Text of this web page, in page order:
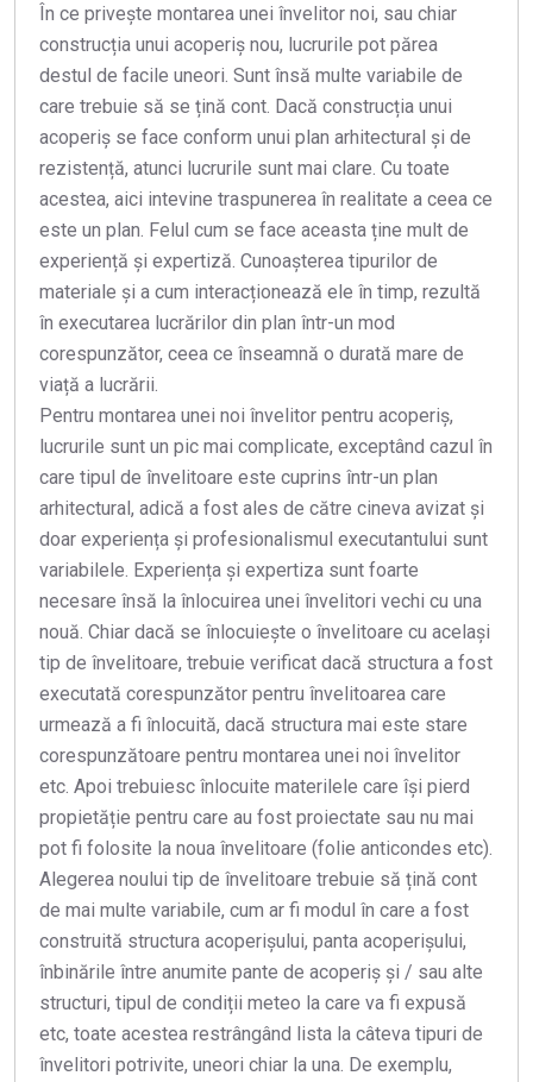
În ce privește montarea unei învelitor noi, sau chiar
construcția unui acoperiș nou, lucrurile pot părea
destul de facile uneori. Sunt însă multe variabile de
care trebuie să se țină cont. Dacă construcția unui
acoperiș se face conform unui plan arhitectural și de
rezistență, atunci lucrurile sunt mai clare. Cu toate
acestea, aici intevine traspunerea în realitate a ceea ce
este un plan. Felul cum se face aceasta ține mult de
experiență și expertiză. Cunoașterea tipurilor de
materiale și a cum interacționează ele în timp, rezultă
în executarea lucrărilor din plan într-un mod
corespunzător, ceea ce înseamnă o durată mare de
viață a lucrării.
Pentru montarea unei noi învelitor pentru acoperiș,
lucrurile sunt un pic mai complicate, exceptând cazul în
care tipul de învelitoare este cuprins într-un plan
arhitectural, adică a fost ales de către cineva avizat și
doar experiența și profesionalismul executantului sunt
variabilele. Experiența și expertiza sunt foarte
necesare însă la înlocuirea unei învelitori vechi cu una
nouă. Chiar dacă se înlocuiește o învelitoare cu același
tip de învelitoare, trebuie verificat dacă structura a fost
executată corespunzător pentru învelitoarea care
urmează a fi înlocuită, dacă structura mai este stare
corespunzătoare pentru montarea unei noi învelitor
etc. Apoi trebuiesc înlocuite materilele care își pierd
propietăție pentru care au fost proiectate sau nu mai
pot fi folosite la noua învelitoare (folie anticondes etc).
Alegerea noului tip de învelitoare trebuie să țină cont
de mai multe variabile, cum ar fi modul în care a fost
construită structura acoperișului, panta acoperișului,
înbinările între anumite pante de acoperiș și / sau alte
structuri, tipul de condiții meteo la care va fi expusă
etc, toate acestea restrângând lista la câteva tipuri de
învelitori potrivite, uneori chiar la una. De exemplu,